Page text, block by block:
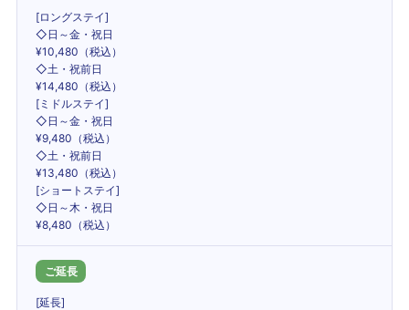
[ロングステイ]
◇日～金・祝日
¥10,480（税込）
◇土・祝前日
¥14,480（税込）
[ミドルステイ]
◇日～金・祝日
¥9,480（税込）
◇土・祝前日
¥13,480（税込）
[ショートステイ]
◇日～木・祝日
¥8,480（税込）
ご延長
[延長]